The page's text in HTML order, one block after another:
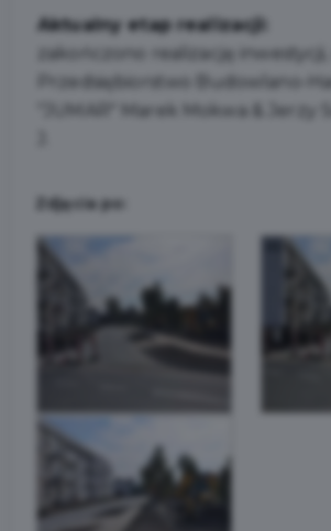
Aktualny etap realizacji:
zakończono realizację
Przedsiębiorstwo Budowlano-
"JUMAR" Marek Mokwa & Jerzy
Zdjęcia po: